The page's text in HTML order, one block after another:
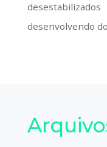
desenvolvendo